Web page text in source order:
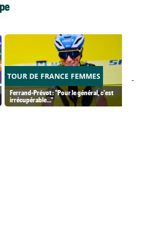
TOUR DE FRANCE FEMMES
Ferrand-Prévot : "Pour le général, c'est
irrécupérable..."
-